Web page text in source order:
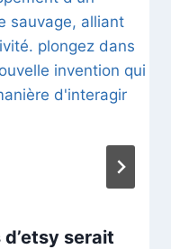
serait